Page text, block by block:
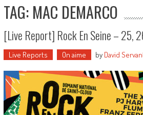
TAG: MAC DEMARCO
[Live Report] Rock En Seine – 25,
Live Reports On aime by David